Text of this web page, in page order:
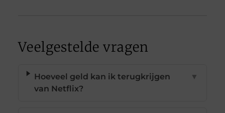
Veelgestelde vragen
Hoeveel geld kan ik terugkrijgen
van Netflix?
▼